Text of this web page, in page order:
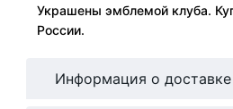
Украшены эмблемой клуба.
России.
Информация о доставке